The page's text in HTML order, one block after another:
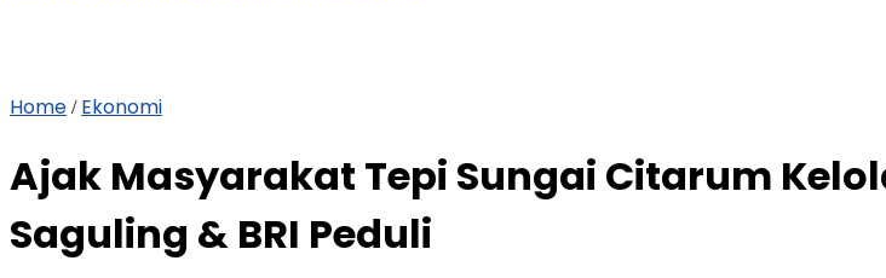
Home / Ekonomi
Ajak Masyarakat Tepi Sungai Citarum
Saguling & BRI Peduli